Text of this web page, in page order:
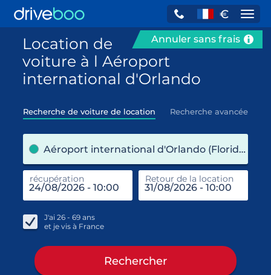
€
Annuler sans frais
Location de
voiture à l Aéroport
international d'Orlando
Recherche de voiture de location Recherche avancée
Aéroport international d'Orlando (Floride / États-Unis)
récupération Retour de la location
J'ai 26 - 69 ans
et je vis à France
Rechercher